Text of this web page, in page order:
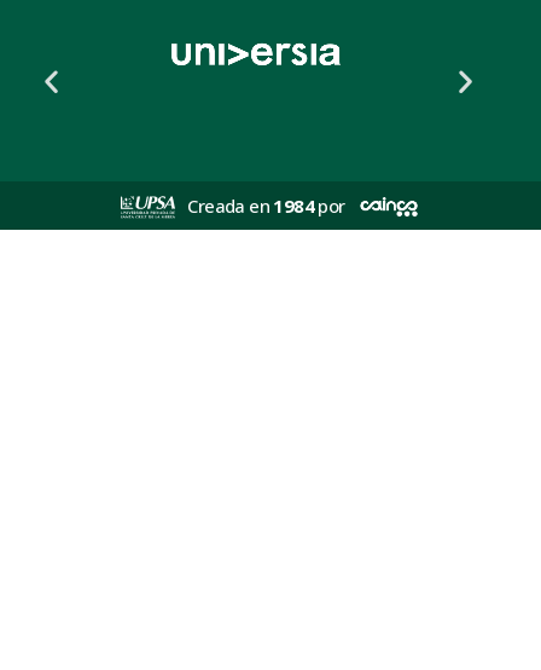
Creada en 1984por